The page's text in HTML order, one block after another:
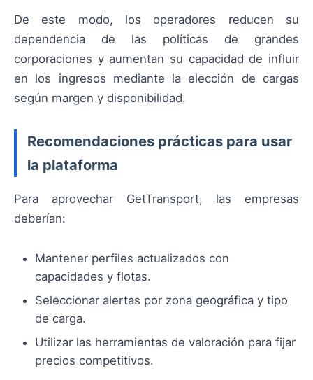
De este modo, los operadores reducen su
dependencia de las políticas de grandes
corporaciones y aumentan su capacidad de influir
en los ingresos mediante la elección de cargas
según margen y disponibilidad.
Recomendaciones prácticas para usar
la plataforma
Para aprovechar GetTransport, las empresas
deberían:
Mantener perfiles actualizados con
capacidades y flotas.
Seleccionar alertas por zona geográfica y tipo
de carga.
Utilizar las herramientas de valoración para fijar
precios competitivos.